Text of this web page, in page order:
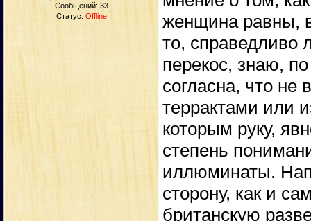
Сообщений: 33
Статус: Offline
женщина равны,
то, справедливо
перекос, знаю,
согласна, что
террактами или
которым руку,
степень
иллюминаты.
сторону, как и
британскую